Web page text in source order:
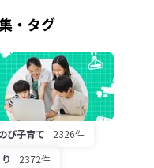
・タグ
び子育て
2326件
2372件